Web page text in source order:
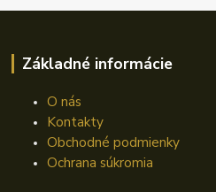
Základné informácie
O nás
Kontakty
Obchodné podmienky
Ochrana súkromia